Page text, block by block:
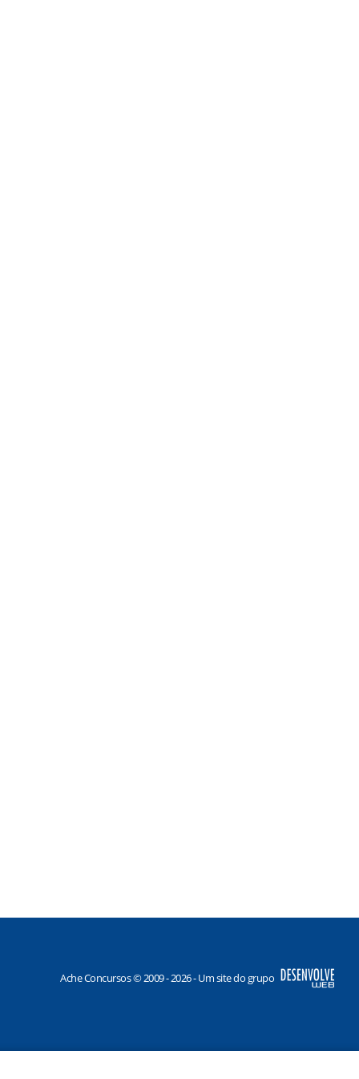
Ache Concursos © 2009 - 2026 - Um site do grupo